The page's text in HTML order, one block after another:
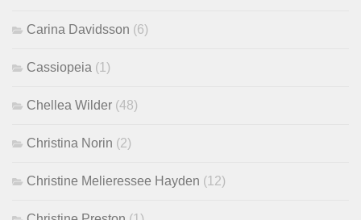
Carina Davidsson (6)
Cassiopeia (1)
Chellea Wilder (48)
Christina Norin (2)
Christine Melieressee Hayden (12)